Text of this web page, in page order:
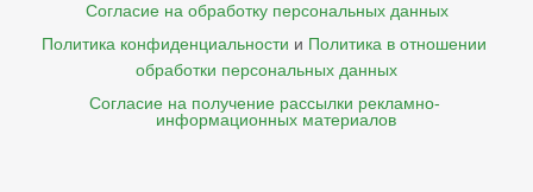
Согласие на обработку персональных данных
Политика конфиденциальности и Политика в отношении
обработки персональных данных
Согласие на получение рассылки рекламно-
    информационных материалов